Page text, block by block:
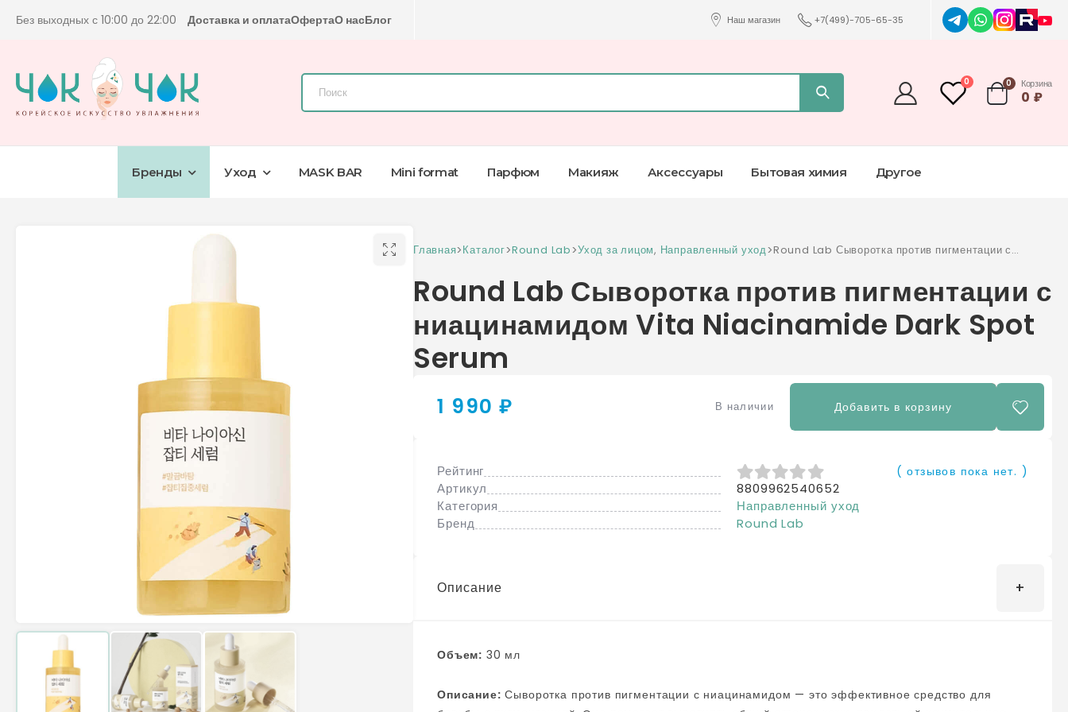
Без выходных с 10:00 до 22:00 Доставка и оплатаОфертаО насБлог Наш магазин +7(499)-705-65-35
0 0 Корзина
0 ₽
Бренды Уход MASK BAR Mini format Парфюм Макияж Аксессуары Бытовая химия Другое
Главная>Каталог>Round Lab>Уход за лицом, Направленный уход>Round Lab Сыворотка против пигментации с
Serum
Round Lab Сыворотка против пигментации с
ниацинамидом Vita Niacinamide Dark Spot
Serum
1 990 ₽ В наличии Добавить в корзину
Рейтинг
0из 5
( отзывов пока нет. )
Артикул
8809962540652
Категория
Направленный уход
Бренд
Round Lab
Описание
Объем: 30 мл
Описание: Сыворотка против пигментации с ниацинамидом — это эффективное средство для